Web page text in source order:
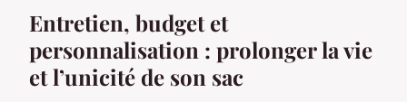
Entretien, budget et
personnalisation : prolonger la vie
et l’unicité de son sac